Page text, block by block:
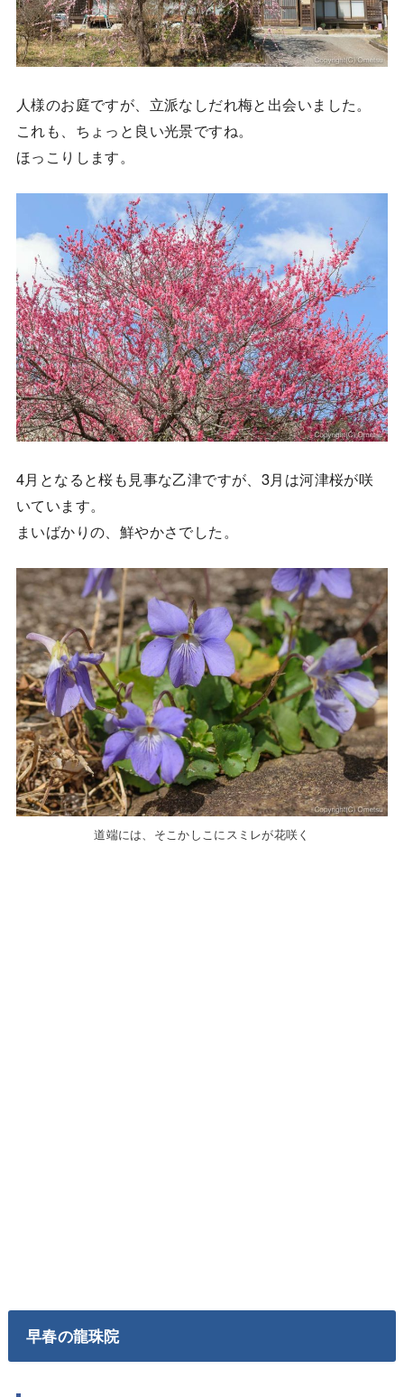
人様のお庭ですが、立派なしだれ梅と出会いました。
これも、ちょっと良い光景ですね。
ほっこりします。
4月となると桜も見事な乙津ですが、3月は河津桜が咲
いています。
まいばかりの、鮮やかさでした。
道端には、そこかしこにスミレが花咲く
早春の龍珠院